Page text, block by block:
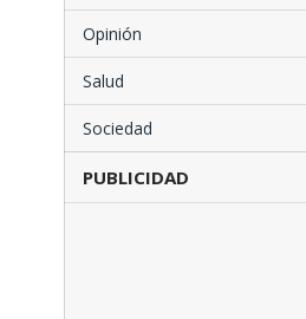
Opinión
Salud
Sociedad
PUBLICIDAD